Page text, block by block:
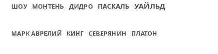
ШОУ МОНТЕНЬ ДИДРО ПАСКАЛЬ УАЙЛЬД
МАРК АВРЕЛИЙ КИНГ СЕВЕРЯНИН ПЛАТОН